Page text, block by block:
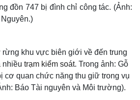
đồn 747 bị đình chỉ công tác. (Ảnh:
khu vực biên giới về đến trung
nhiều trạm kiểm soát. Trong ảnh: Gỗ
cơ quan chức năng thu giữ trong vụ
Báo Tài nguyên và Môi trường).